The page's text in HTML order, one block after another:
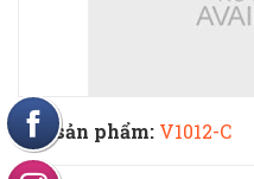
Mã sản phẩm: V1012-C